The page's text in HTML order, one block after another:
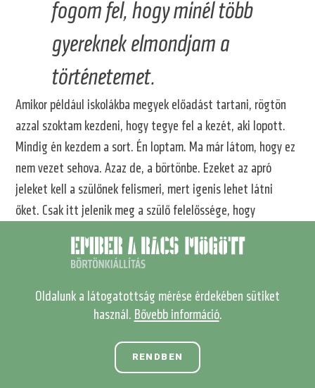
fogom fel, hogy minél több
gyereknek elmondjam a
történetemet.
Amikor például iskolákba megyek előadást tartani, rögtön
azzal szoktam kezdeni, hogy tegye fel a kezét, aki lopott.
Mindig én kezdem a sort. Én loptam. Ma már látom, hogy ez
nem vezet sehova. Azaz de, a börtönbe. Ezeket az apró
jeleket kell a szülőnek felismeri, mert igenis lehet látni
őket. Csak itt jelenik meg a szülő felelőssége, hogy
Illetve az is problémát jelenthet, hogy
gyerek mögött, vagy ha rossz
társaságba keveredik.
Ez egy nagyon komplex dolog, és nem csak a szülőről szól,
Oldalunk a látogatottság mérése érdekében sütiket
használ. Bővebb információ.
RENDBEN